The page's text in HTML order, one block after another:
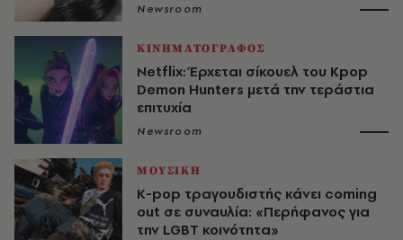
Newsroom
ΚΙΝΗΜΑΤΟΓΡΑΦΟΣ
Netflix: Έρχεται σίκουελ του Kpop
Demon Hunters μετά την τεράστια
επιτυχία
Newsroom
ΜΟΥΣΙΚΗ
K-pop τραγουδιστής κάνει coming
out σε συναυλία: «Περήφανος για
την LGBT κοινότητα»